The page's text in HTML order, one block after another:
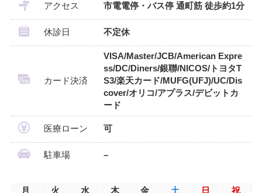
アクセス 市電電停・バス停 通町筋 徒歩約1分
休診日 不定休
カード決済
VISA/Master/JCB/American Expre
ss/DC/Diners/銀聯/NICOS/トヨタT
S3/楽天カード/MUFG(UFJ)/UC/Dis
cover/オリコ/アプラス/デビットカ
ード
医療ローン 可
駐車場 –
月 火 水 木 金 土 日 祝